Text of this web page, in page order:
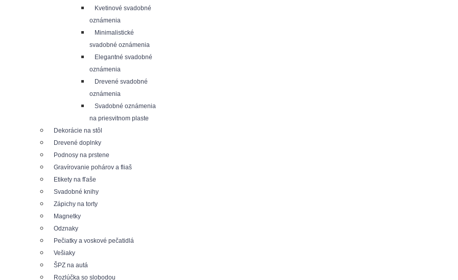
Kvetinové svadobné
oznámenia
Minimalistické
svadobné oznámenia
Elegantné svadobné
oznámenia
Drevené svadobné
oznámenia
Svadobné oznámenia
na priesvitnom plaste
Dekorácie na stôl
Drevené doplnky
Podnosy na prstene
Gravírovanie pohárov a fliaš
Etikety na fľaše
Svadobné knihy
Zápichy na torty
Magnetky
Odznaky
Pečiatky a voskové pečatidlá
Vešiaky
ŠPZ na autá
Rozlúčka so slobodou